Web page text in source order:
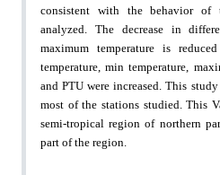
consistent with the behavior of
analyzed. The decrease in
maximum temperature is
temperature, mintemperature,
and PTU were increased.This
most of the stations studied. This
semi-tropical region of northern
part of the region.